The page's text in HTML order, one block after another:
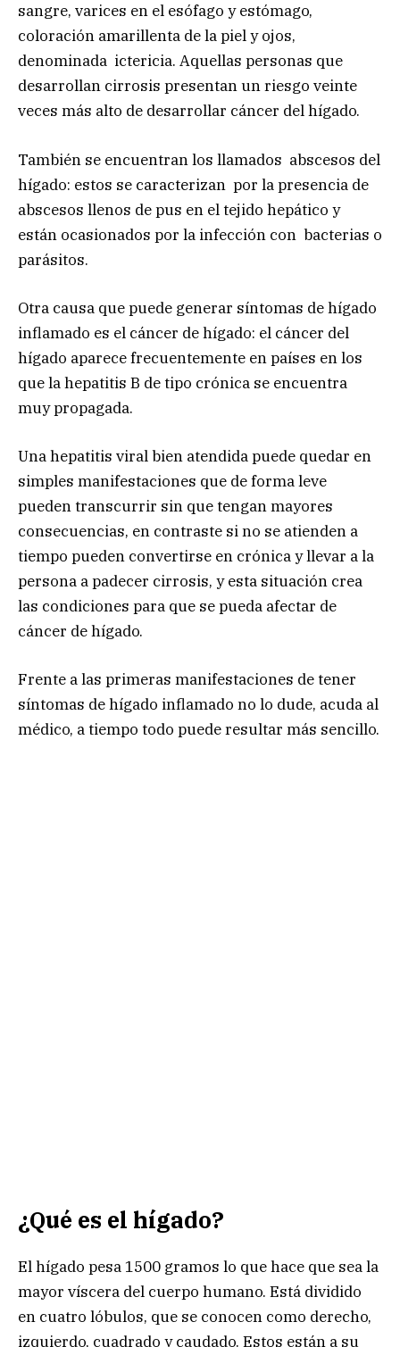
sangre, varices en el esófago y estómago,
coloración amarillenta de la piel y ojos,
denominada ictericia. Aquellas personas que
desarrollan cirrosis presentan un riesgo veinte
veces más alto de desarrollar cáncer del hígado.
También se encuentran los llamados abscesos del
hígado: estos se caracterizan por la presencia de
abscesos llenos de pus en el tejido hepático y
están ocasionados por la infección con bacterias o
parásitos.
Otra causa que puede generar síntomas de hígado
inflamado es el cáncer de hígado: el cáncer del
hígado aparece frecuentemente en países en los
que la hepatitis B de tipo crónica se encuentra
muy propagada.
Una hepatitis viral bien atendida puede quedar en
simples manifestaciones que de forma leve
pueden transcurrir sin que tengan mayores
consecuencias, en contraste si no se atienden a
tiempo pueden convertirse en crónica y llevar a la
persona a padecer cirrosis, y esta situación crea
las condiciones para que se pueda afectar de
cáncer de hígado.
Frente a las primeras manifestaciones de tener
síntomas de hígado inflamado no lo dude, acuda al
médico, a tiempo todo puede resultar más sencillo.
¿Qué es el hígado?
El hígado pesa 1500 gramos lo que hace que sea la
mayor víscera del cuerpo humano. Está dividido
en cuatro lóbulos, que se conocen como derecho,
izquierdo, cuadrado y caudado. Estos están a su